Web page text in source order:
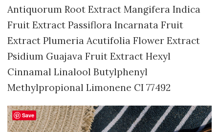
Antiquorum Root Extract Mangifera Indica
Fruit Extract Passiflora Incarnata Fruit
Extract Plumeria Acutifolia Flower Extract
Psidium Guajava Fruit Extract Hexyl
Cinnamal Linalool Butylphenyl
Methylpropional Limonene CI 77492
Save